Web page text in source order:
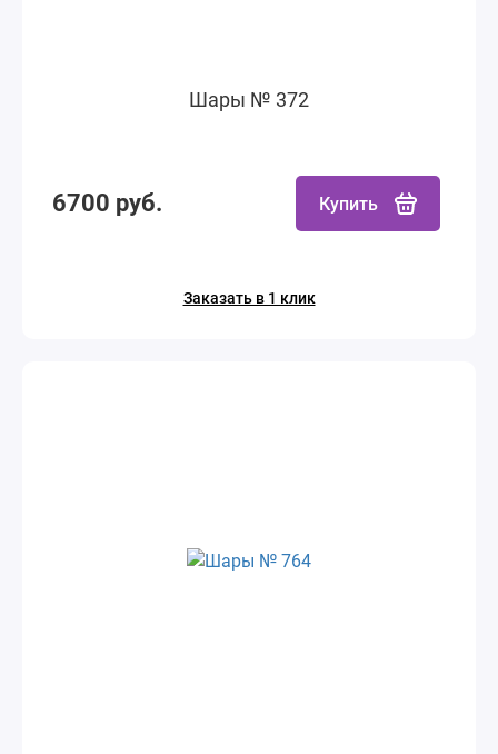
Шары № 372
6700 руб. Купить
Заказать в 1 клик